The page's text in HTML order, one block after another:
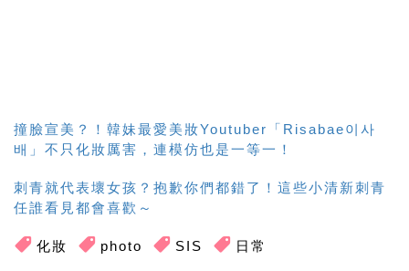
撞臉宣美？！韓妹最愛美妝Youtuber「Risabae이사
배」不只化妝厲害，連模仿也是一等一！
刺青就代表壞女孩？抱歉你們都錯了！這些小清新刺青
任誰看見都會喜歡～
化妝 photo SIS 日常